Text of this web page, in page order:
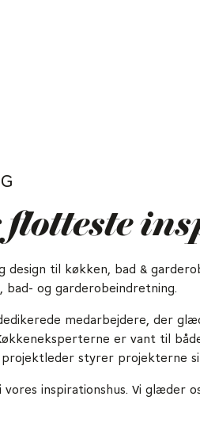
flotteste
design til køkken, bad &
bad- og garderobeindretning.
medarbejdere, der
er vant til
styrer projekterne
vores inspirationshus. Vi glæder